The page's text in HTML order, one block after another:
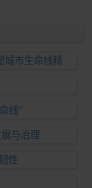
城市生命线精
线”
与治理
性